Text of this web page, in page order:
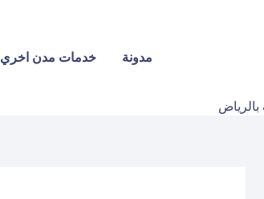
مدونة خدمات مدن اخري